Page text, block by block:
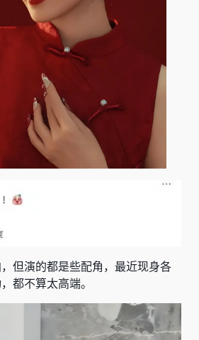
但演的都是些配角，最近现身各
都不算太高端。